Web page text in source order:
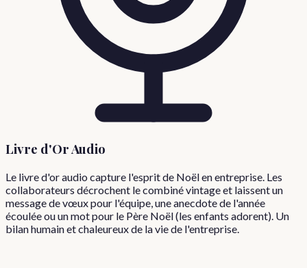
Livre d'Or Audio
Le livre d'or audio capture l'esprit de Noël en entreprise. Les
collaborateurs décrochent le combiné vintage et laissent un
message de vœux pour l'équipe, une anecdote de l'année
écoulée ou un mot pour le Père Noël (les enfants adorent). Un
bilan humain et chaleureux de la vie de l'entreprise.